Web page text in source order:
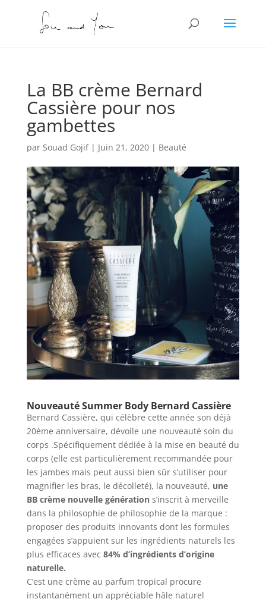
La BB crème Bernard
Cassière pour nos
gambettes
par Souad Gojif| Juin 21, 2020| Beauté
Nouveauté Summer Body Bernard Cassière
Bernard Cassière, qui célèbre cette année son déjà
20ème anniversaire, dévoile une nouveauté soin du
corps .Spécifiquement dédiée à la mise en beauté du
corps (elle est particulièrement recommandée pour
les jambes mais peut aussi bien sûr s’utiliser pour
magnifier les bras, le décolleté), la nouveauté, une
BB crème nouvelle générations’inscrit à merveille
dans la philosophie de philosophie de la marque :
proposer des produits innovants dont les formules
engagées s’appuient sur les ingrédients naturels les
plus efficaces avec 84% d’ingrédients d’origine
naturelle.
C’est une crème au parfum tropical procure
instantanément un appréciable hâle naturel